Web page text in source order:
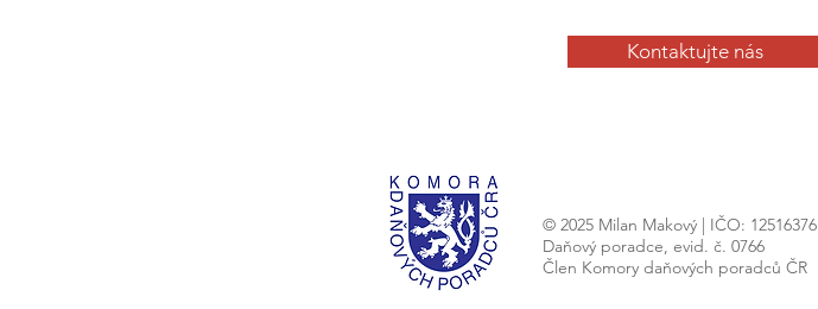
Kontaktujte nás
© 2025 Milan Makový | IČO: 12516376
Daňový poradce, evid. č. 0766
Člen Komory daňových poradců ČR